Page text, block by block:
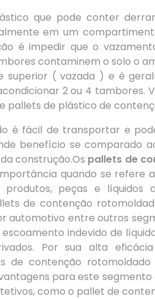
que pode conter
em um
é impedir que o
contaminem o solo o
superior ( vazada ) e é
2 ou 4 tambores.
pallets de plástico de
é fácil de transportar e
benefício se comparado
construção.Os pallets de
quando se refere
peças e líquidos
de contenção
automotivo entre outros
indevido de
Por sua alta
de contenção rotomoldado
para este segmento
como o pallet de